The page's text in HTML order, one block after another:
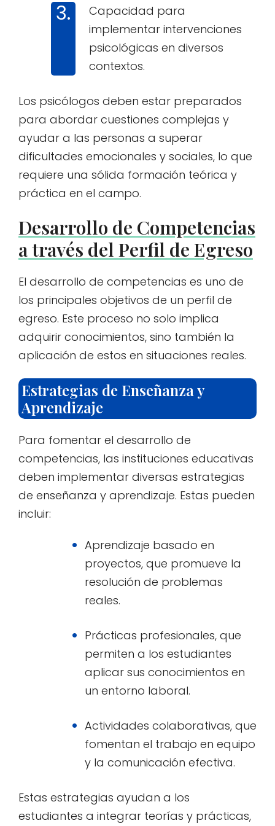
Capacidad para
implementar intervenciones
psicológicas en diversos
contextos.
Los psicólogos deben estar preparados
para abordar cuestiones complejas y
ayudar a las personas a superar
dificultades emocionales y sociales, lo que
requiere una sólida formación teórica y
práctica en el campo.
Desarrollo de Competencias
a través del Perfil de Egreso
El desarrollo de competencias es uno de
los principales objetivos de un perfil de
egreso. Este proceso no solo implica
adquirir conocimientos, sino también la
aplicación de estos en situaciones reales.
Estrategias de Enseñanza y
Aprendizaje
Para fomentar el desarrollo de
competencias, las instituciones educativas
deben implementar diversas estrategias
de enseñanza y aprendizaje. Estas pueden
incluir:
Aprendizaje basado en
proyectos, que promueve la
resolución de problemas
reales.
Prácticas profesionales, que
permiten a los estudiantes
aplicar sus conocimientos en
un entorno laboral.
Actividades colaborativas, que
fomentan el trabajo en equipo
y la comunicación efectiva.
Estas estrategias ayudan a los
estudiantes a integrar teorías y prácticas,